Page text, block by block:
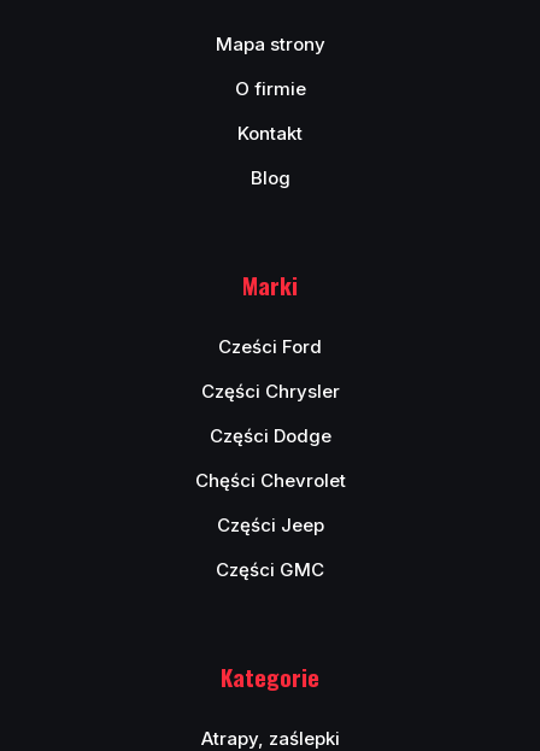
Mapa strony
O firmie
Kontakt
Blog
Marki
Cześci Ford
Części Chrysler
Części Dodge
Chęści Chevrolet
Części Jeep
Części GMC
Kategorie
Atrapy, zaślepki